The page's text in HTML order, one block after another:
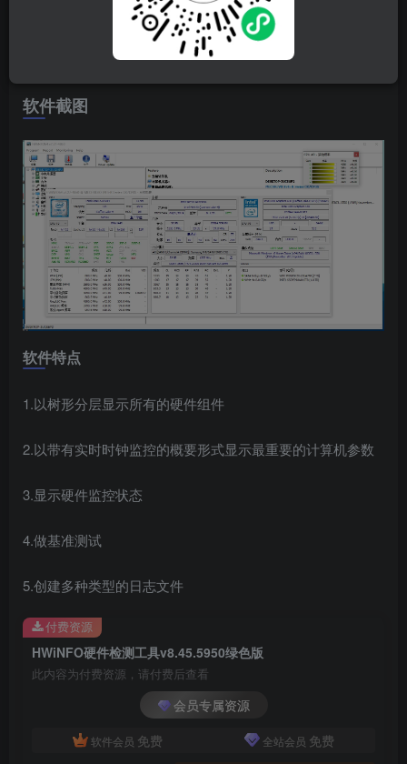
出处理器、主板及芯片组、pcmcia接口、bios版本、内存等
信息。HWiNFO(64位)还可以给用户全面展示计算机的硬件
信息以及性能。
软件截图
软件特点
1.以树形分层显示所有的硬件组件
2.以带有实时时钟监控的概要形式显示最重要的计算机参数
3.显示硬件监控状态
4.做基准测试
5.创建多种类型的日志文件
HWiNFO硬件检测工具v8.45.5950绿色版
此内容为付费资源，请付费后查看
会员专属资源
软件会员 免费 全站会员 免费
付费资源